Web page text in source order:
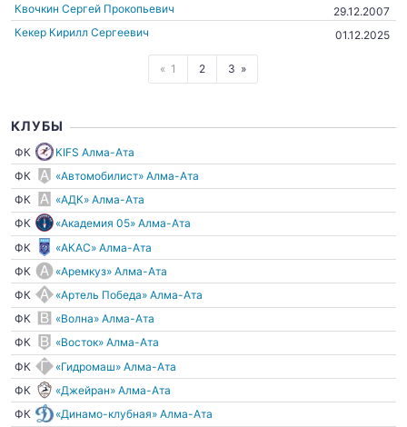
Квочкин Сергей Прокопьевич
29.12.2007
Кекер Кирилл Сергеевич
01.12.2025
1 2 3
КЛУБЫ
ФК
KIFS Алма-Ата
ФК
«Автомобилист» Алма-Ата
ФК
«АДК» Алма-Ата
ФК
«Академия 05» Алма-Ата
ФК
«АКАС» Алма-Ата
ФК
«Аремкуз» Алма-Ата
ФК
«Артель Победа» Алма-Ата
ФК
«Волна» Алма-Ата
ФК
«Восток» Алма-Ата
ФК
«Гидромаш» Алма-Ата
ФК
«Джейран» Алма-Ата
ФК
«Динамо-клубная» Алма-Ата